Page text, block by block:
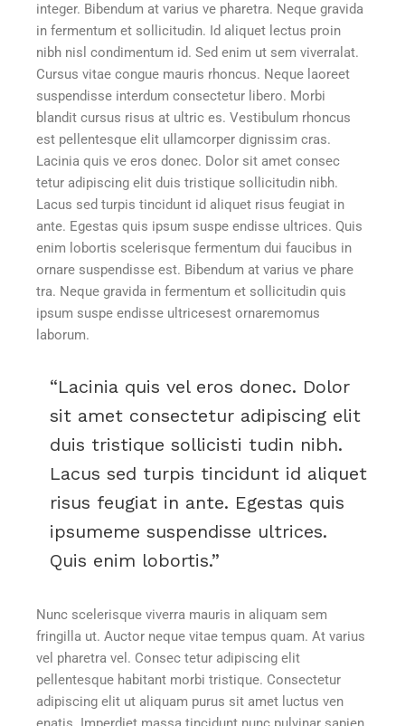
integer. Bibendum at varius ve pharetra. Neque gravida
in fermentum et sollicitudin. Id aliquet lectus proin
nibh nisl condimentum id. Sed enim ut sem viverralat.
Cursus vitae congue mauris rhoncus. Neque laoreet
suspendisse interdum consectetur libero. Morbi
blandit cursus risus at ultric es. Vestibulum rhoncus
est pellentesque elit ullamcorper dignissim cras.
Lacinia quis ve eros donec. Dolor sit amet consec
tetur adipiscing elit duis tristique sollicitudin nibh.
Lacus sed turpis tincidunt id aliquet risus feugiat in
ante. Egestas quis ipsum suspe endisse ultrices. Quis
enim lobortis scelerisque fermentum dui faucibus in
ornare suspendisse est. Bibendum at varius ve phare
tra. Neque gravida in fermentum et sollicitudin quis
ipsum suspe endisse ultricesest ornaremomus
laborum.
Lacinia quis vel eros donec. Dolor
sit amet consectetur adipiscing elit
duis tristique sollicisti tudin nibh.
Lacus sed turpis tincidunt id aliquet
risus feugiat in ante. Egestas quis
ipsumeme suspendisse ultrices.
Quis enim lobortis.
Nunc scelerisque viverra mauris in aliquam sem
fringilla ut. Auctor neque vitae tempus quam. At varius
vel pharetra vel. Consec tetur adipiscing elit
pellentesque habitant morbi tristique. Consectetur
adipiscing elit ut aliquam purus sit amet luctus ven